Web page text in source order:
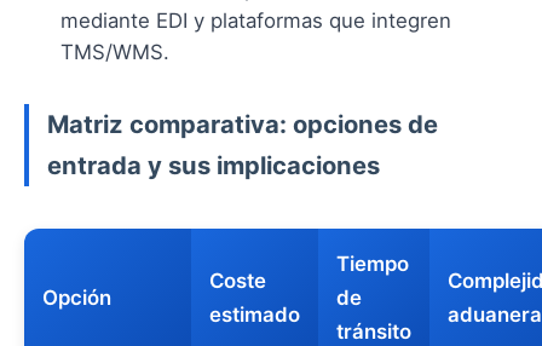
mediante EDI y plataformas que integren
TMS/WMS.
Matriz comparativa: opciones de
entrada y sus implicaciones
Opción
Coste
estimado
Tiempo
de
tránsito
aduanera